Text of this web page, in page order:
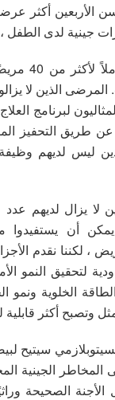
الأربعين أكثر
جينية لدى الطفل
في مركز شمال
الذين لا
ليتم تجنيدها عن طريق
ليس لديهم
لا يزال لديهم
أن يستفيدوا
، لكننا نقدم
لتحقيق النمو
الخلوية ونمو
وتصبح أكثر قابلية
سيتيح
الجينية
الأجنة الصحيحة